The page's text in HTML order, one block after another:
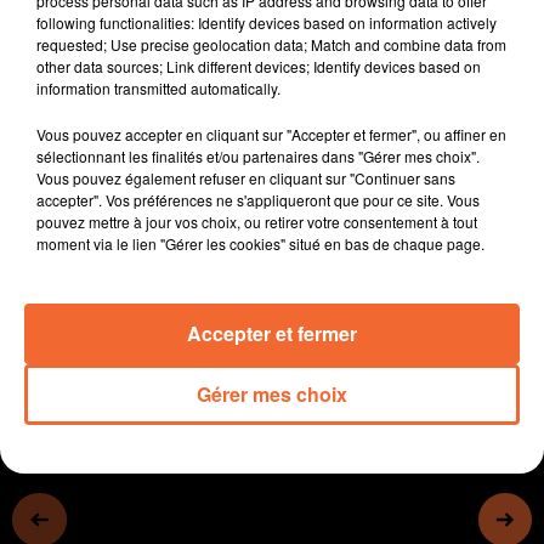
- Le Département des Deux-Sèvres a lancé hier une
plateforme pour mettre en relation les entreprises et les
collégiens à la recherche de leur stage de 3e (photo)
enseignes des commerces sont bien éteintes la nuit.
- Les Fruits de Clazay ouvrent leurs portes ce samedi
- Kim Tillie est l'une des recrues phares de Cholet
basket...
following functionalities: Identify devices based on information actively
requested; Use precise geolocation data; Match and combine data from
other data sources; Link different devices; Identify devices based on
information transmitted automatically.
Vous pouvez accepter en cliquant sur "Accepter et fermer", ou affiner en
sélectionnant les finalités et/ou partenaires dans "Gérer mes choix".
Vous pouvez également refuser en cliquant sur "Continuer sans
accepter". Vos préférences ne s'appliqueront que pour ce site. Vous
pouvez mettre à jour vos choix, ou retirer votre consentement à tout
moment via le lien "Gérer les cookies" situé en bas de chaque page.
Gérer mes choix
Accepter et fermer